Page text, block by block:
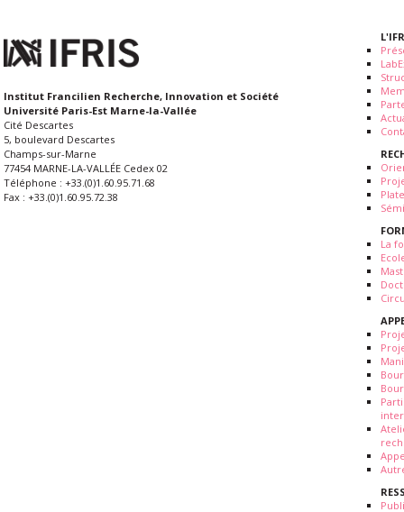
Institut Francilien Recherche, Innovation et Société
Université Paris-Est Marne-la-Vallée
Cité Descartes
5, boulevard Descartes
Champs-sur-Marne
77454 MARNE-LA-VALLÉE Cedex 02
Téléphone : +33.(0)1.60.95.71.68
Fax : +33.(0)1.60.95.72.38
La